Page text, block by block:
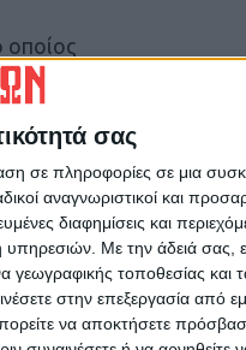
σας
σε πληροφορίες σε μια
αναγνωριστικοί και
διαφημίσεις και
υπηρεσιών. Με την άδειά σας,
γεωγραφικής τοποθεσίας και
στην επεξεργασία από
να αποκτήσετε
οποίος
τους. Ο
έσπευσε
giati-